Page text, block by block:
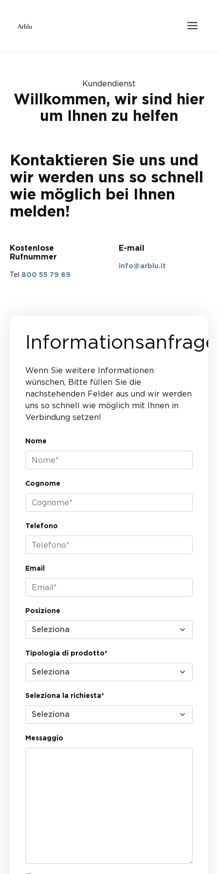
Kundendienst
Willkommen, wir sind hier
um Ihnen zu helfen
Kontaktieren Sie uns und
wir werden uns so schnell
wie möglich bei Ihnen
melden!
Kostenlose
Rufnummer
Tel 800 55 79 89
E-mail
info@arblu.it
Informationsanfrage
Wenn Sie weitere Informationen
wünschen, Bitte füllen Sie die
nachstehenden Felder aus und wir werden
uns so schnell wie möglich mit Ihnen in
Verbindung setzen!
Nome
Cognome
Telefono
Email
Posizione
Tipologia di prodotto*
Seleziona la richiesta*
Messaggio